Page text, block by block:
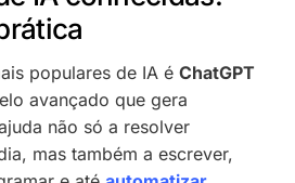
populares de IA éChatGPT
avançado que gera
não só a resolver
mas também a escrever,